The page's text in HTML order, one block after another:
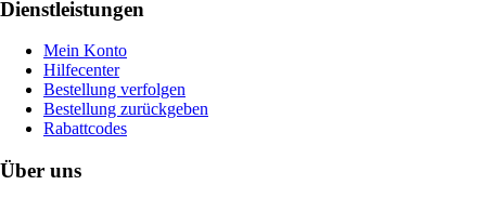
Dienstleistungen
Mein Konto
Hilfecenter
Bestellung verfolgen
Bestellung zurückgeben
Rabattcodes
Über uns